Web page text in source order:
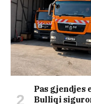
Pas gjendjes
Bulliqi